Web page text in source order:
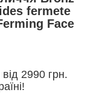
fermete
Face
2990 грн.